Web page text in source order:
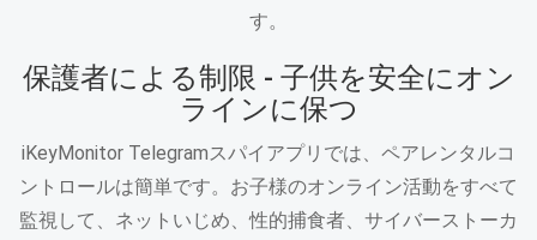
す。
保護者による制限 - 子供を安全にオン
ラインに保つ
iKeyMonitor Telegramスパイアプリでは、ペアレンタルコ
ントロールは簡単です。お子様のオンライン活動をすべて
監視して、ネットいじめ、性的捕食者、サイバーストーカ